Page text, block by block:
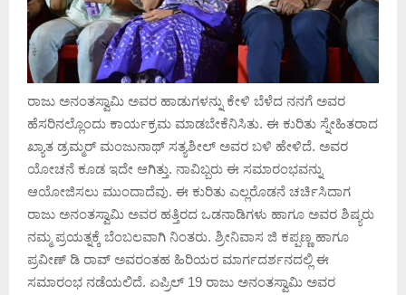
ರಾಜು ಅನಂತಸ್ವಾಮಿ ಅವರ ಹಾಡುಗಳನ್ನು ಕೇಳಿ ಬೆಳೆದ ನನಗೆ ಅವರ
ಹೆಸರಿನಲ್ಲೊಂದು ಕಾರ್ಯಕ್ರಮ ಮಾಡಬೇಕೆನಿಸಿತು. ಈ ಕುರಿತು ಸ್ನೇಹಿತರಾದ
ಖ್ಯಾತ ಡ್ರಮ್ಮರ್ ಮಂಜುನಾಥ್ ಸತ್ಯಶೀಲ್ ಅವರ ಬಳಿ ಹೇಳಿದೆ. ಅವರ
ಯೋಚನೆ ಕೂಡ ಇದೇ ಆಗಿತ್ತು. ನಾವಿಬ್ಬರು ಈ ಸಮಾರಂಭವನ್ನು
ಆಯೋಜಿಸಲು ಮುಂದಾದೆವು. ಈ ಕುರಿತು ಎಲ್ಲರೊಡನೆ ಚರ್ಚಿಸಿದಾಗ
ರಾಜು ಅನಂತಸ್ವಾಮಿ ಅವರ ಹತ್ತಿರದ ಒಡನಾಡಿಗಳು ಹಾಗೂ ಅವರ ಶಿಷ್ಯರು
ನಮ್ಮ ಪ್ರಯತ್ನಕ್ಕೆ ಬೆಂಬಲವಾಗಿ ನಿಂತರು. ‌ಶ್ರೀನಿವಾಸ ಜಿ ಕಪ್ಪಣ್ಣ ಹಾಗೂ
ಪ್ರವೀಣ್ ಡಿ ರಾವ್ ಅವರಂತಹ ಹಿರಿಯರ ಮಾರ್ಗದರ್ಶನದಲ್ಲಿ ಈ
ಸಮಾರಂಭ ನಡೆಯಲಿದೆ. ಏಪ್ರಿಲ್ 19 ರಾಜು ಅನಂತಸ್ವಾಮಿ ಅವರ